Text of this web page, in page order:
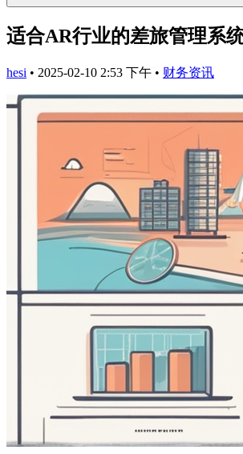
适合AR行业的差旅管理系
hesi • 2025-02-10 2:53 下午 • 财务资讯